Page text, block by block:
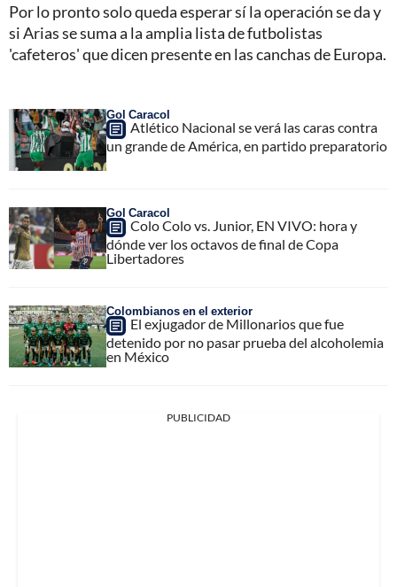
Por lo pronto solo queda esperar sí la operación se da y
si Arias se suma a la amplia lista de futbolistas
'cafeteros' que dicen presente en las canchas de Europa.
Gol Caracol
Atlético Nacional se verá las caras contra
un grande de América, en partido preparatorio
Gol Caracol
Colo Colo vs. Junior, EN VIVO: hora y
dónde ver los octavos de final de Copa
Libertadores
Colombianos en el exterior
El exjugador de Millonarios que fue
detenido por no pasar prueba del alcoholemia
en México
PUBLICIDAD